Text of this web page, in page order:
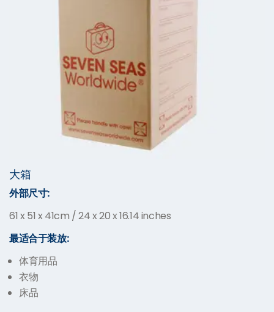
大箱
外部尺寸:
61 x 51 x 41cm / 24 x 20 x 16.14 inches
最适合于装放:
体育用品
衣物
床品